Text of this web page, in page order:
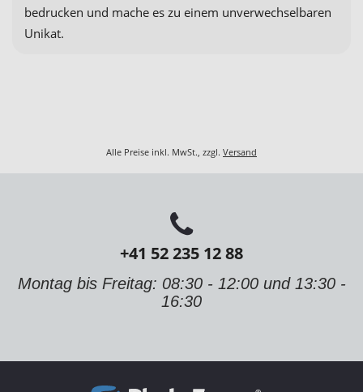
bedrucken und mache es zu einem unverwechselbaren
Unikat.
Alle Preise inkl. MwSt., zzgl. Versand
+41 52 235 12 88
Montag bis Freitag: 08:30 - 12:00 und 13:30 -
16:30